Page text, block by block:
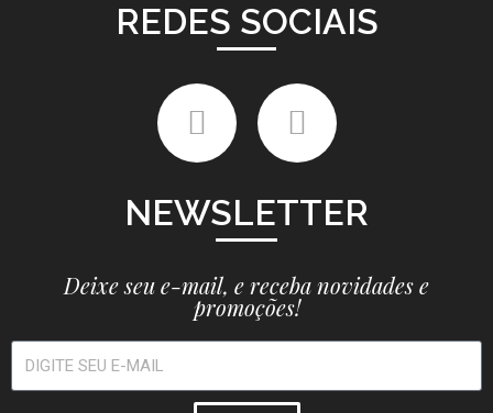
REDES SOCIAIS
NEWSLETTER
Deixe seu e-mail, e receba novidades e
promoções!